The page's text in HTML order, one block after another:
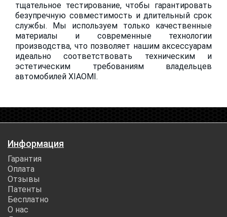
тщательное тестирование, чтобы гарантировать
безупречную совместимость и длительный срок
службы. Мы используем только качественные
материалы и современные технологии
производства, что позволяет нашим аксессуарам
идеально соответствовать техническим и
эстетическим требованиям владельцев
автомобилей XIAOMI.
Информация
Гарантия
Оплата
Отзывы
Патенты
Бесплатно
О нас